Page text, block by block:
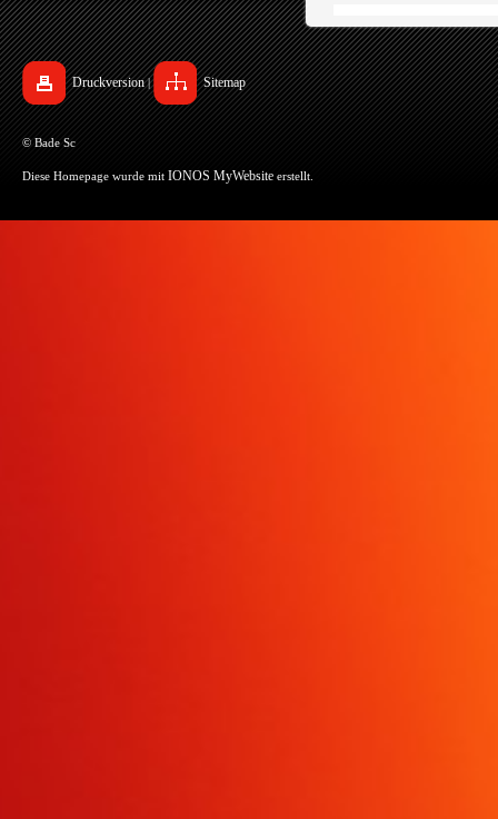
Druckversion | Sitemap
© Bade Sc
Diese Homepage wurde mit IONOS MyWebsite erstellt.